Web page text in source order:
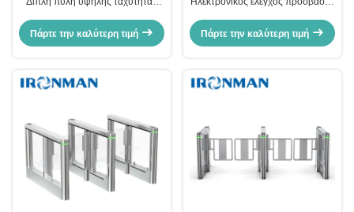
πυλών DC24V πυλών
Πάρτε την καλύτερη τιμή
Πάρτε την καλύτερη τιμή